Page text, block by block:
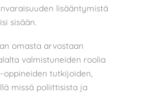
lisääntymistä
sisään.
omasta arvostaan
valmistuneiden roolia
tutkijoiden,
missä poliittisista ja